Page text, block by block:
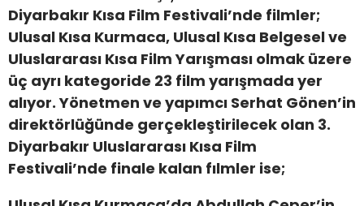
Diyarbakır Kısa Film Festivali’nde filmler;
Ulusal Kısa Kurmaca, Ulusal Kısa Belgesel ve
Uluslararası Kısa Film Yarışması olmak üzere
üç ayrı kategoride 23 film yarışmada yer
alıyor. Yönetmen ve yapımcı Serhat Gönen’in
direktörlüğünde gerçekleştirilecek olan 3.
Diyarbakır Uluslararası Kısa Film
Festivali’nde finale kalan fılmler ise;